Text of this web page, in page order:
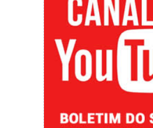
A iniciativa ainda contou
para tarifa social de
de lâmpadas ineficientes
Além da população do
Piauí, essa segunda etapa
na Comunidade”
localidades Três Potes,